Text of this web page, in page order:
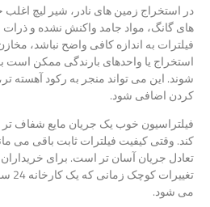
در استخراج زمین های نادر، شیر لیچ اغلب
های گانگ، مواد جامد واکنش نشده و
فیلترات به اندازه کافی واضح نباشد،
استخراج یا واحدهای بارندگی ممکن است با
شوند. این می تواند منجر به رکود آهسته
کردن اضافی شود.
فیلتراسیون خوب یک جریان مایع شفاف تر
کند. وقتی کیفیت فیلترات ثابت باقی می
می شود.